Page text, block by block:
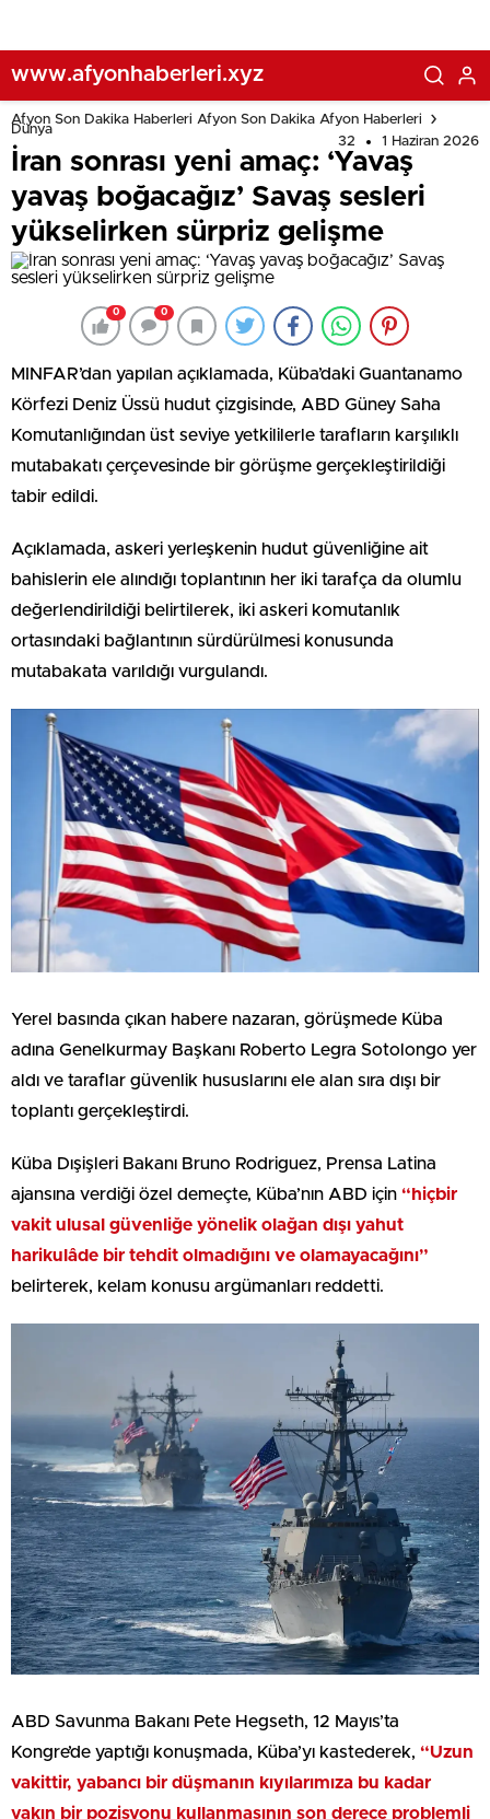
www.afyonhaberleri.xyz
Afyon Son Dakika Haberleri Afyon Son Dakika Afyon Haberleri
Dünya
32
1 Haziran 2026
İran sonrası yeni amaç: ‘Yavaş
yavaş boğacağız’ Savaş sesleri
yükselirken sürpriz gelişme
0 0
MINFAR’dan yapılan açıklamada, Küba’daki Guantanamo
Körfezi Deniz Üssü hudut çizgisinde, ABD Güney Saha
Komutanlığından üst seviye yetkililerle tarafların karşılıklı
mutabakatı çerçevesinde bir görüşme gerçekleştirildiği
tabir edildi.
Açıklamada, askeri yerleşkenin hudut güvenliğine ait
bahislerin ele alındığı toplantının her iki tarafça da olumlu
değerlendirildiği belirtilerek, iki askeri komutanlık
ortasındaki bağlantının sürdürülmesi konusunda
mutabakata varıldığı vurgulandı.
Yerel basında çıkan habere nazaran, görüşmede Küba
adına Genelkurmay Başkanı Roberto Legra Sotolongo yer
aldı ve taraflar güvenlik hususlarını ele alan sıra dışı bir
toplantı gerçekleştirdi.
Küba Dışişleri Bakanı Bruno Rodriguez, Prensa Latina
ajansına verdiği özel demeçte, Küba’nın ABD için “hiçbir
vakit ulusal güvenliğe yönelik olağan dışı yahut
harikulâde bir tehdit olmadığını ve olamayacağını”
belirterek, kelam konusu argümanları reddetti.
ABD Savunma Bakanı Pete Hegseth, 12 Mayıs’ta
Kongre’de yaptığı konuşmada, Küba’yı kastederek, “Uzun
vakittir, yabancı bir düşmanın kıyılarımıza bu kadar
yakın bir pozisyonu kullanmasının son derece problemli